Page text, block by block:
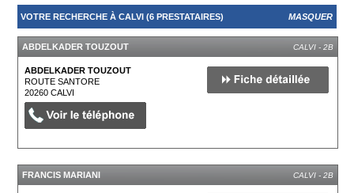
VOTRE RECHERCHE À CALVI (6 PRESTATAIRES) MASQUER
ABDELKADER TOUZOUT CALVI - 2B
ABDELKADER TOUZOUT
ROUTE SANTORE
20260CALVI
FRANCIS MARIANI CALVI - 2B